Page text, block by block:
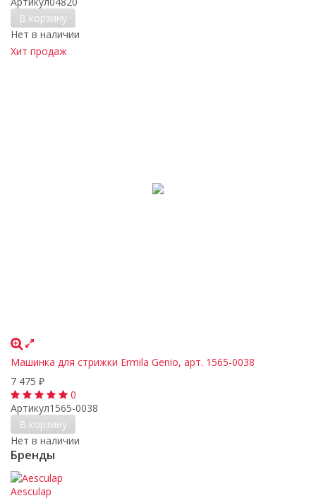
В корзину
Нет в наличии
Хит продаж
Машинка для стрижки Ermila Genio, арт. 1565-0038
7 475 ₽
0
Артикул1565-0038
В корзину
Нет в наличии
Бренды
Aesculap